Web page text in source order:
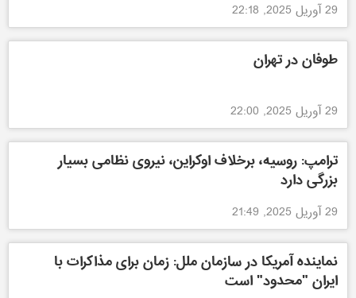
29 آوریل 2025, 22:18
طوفان در تهران
29 آوریل 2025, 22:00
ترامپ: روسیه، برخلاف اوکراین، نیروی نظامی بسیار
بزرگی دارد
29 آوریل 2025, 21:49
نماینده آمریکا در سازمان ملل: زمان برای مذاکرات با
ایران "محدود" است